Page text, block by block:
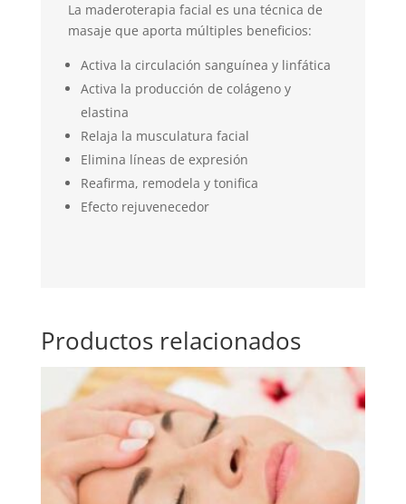
La maderoterapia facial es una técnica de
masaje que aporta múltiples beneficios:
Activa la circulación sanguínea y linfática
Activa la producción de colágeno y
elastina
Relaja la musculatura facial
Elimina líneas de expresión
Reafirma, remodela y tonifica
Efecto rejuvenecedor
Productos relacionados